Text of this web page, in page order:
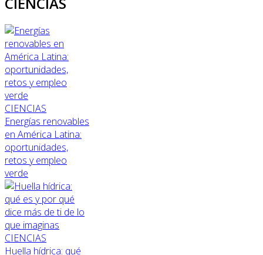
CIENCIAS
Energías renovables
en América Latina:
oportunidades,
retos y empleo
verde
CIENCIAS
Huella hídrica: qué